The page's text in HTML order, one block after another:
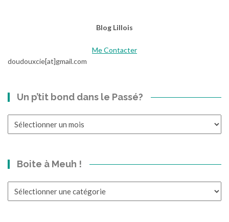
Blog Lillois
Me Contacter
doudouxcie[at]gmail.com
Un p’tit bond dans le Passé?
Boite à Meuh !